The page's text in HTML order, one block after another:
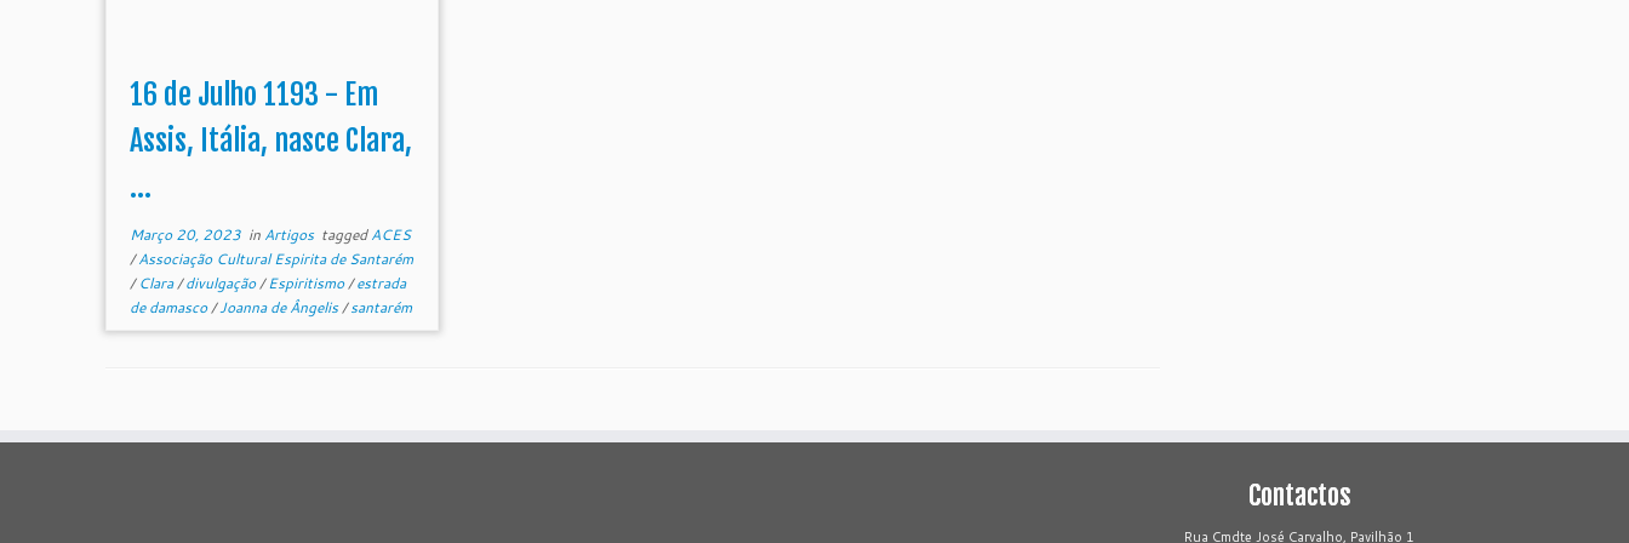
16 de Julho 1193 - Em
Assis, Itália, nasce Clara,
...
Março 20, 2023 in Artigos taggedACES
/Associação Cultural Espirita de Santarém
/Clara/divulgação/Espiritismo/estrada
de damasco/Joanna de Ângelis/santarém
Contactos
Rua Cmdte José Carvalho, Pavilhão 1